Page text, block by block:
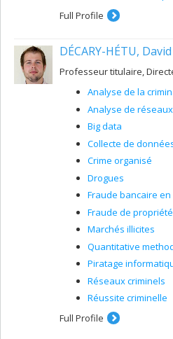
Full Profile
DÉCARY-HÉTU, David
Professeur titulaire,
Analyse de la
Analyse de réseaux
Big data
Collecte de
Crime organisé
Drogues
Fraude bancaire en
Fraude de
Marchés illicites
Quantitative
Piratage
Réseaux criminels
Réussite criminelle
Full Profile